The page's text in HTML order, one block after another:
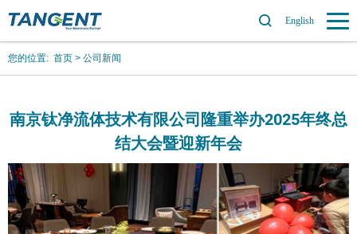
English
您的位置: 首页 > 公司新闻
南京钛净流体技术有限公司隆重举办2025年终总
结大会暨迎新年会